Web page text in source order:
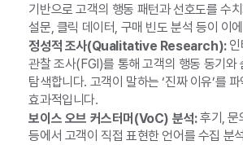
기반으로 고객의 행동 패턴과 선호도를 수
설문, 클릭 데이터, 구매 빈도 분석 등이 이
정성적 조사(Qualitative Research):인
관찰 조사(FGI)를 통해 고객의 행동 동기와
탐색합니다. 고객이 말하는 ‘진짜 이유’를 파
효과적입니다.
보이스 오브 커스터머(VoC) 분석:후기, 문
등에서 고객이 직접 표현한 언어를 수집 분